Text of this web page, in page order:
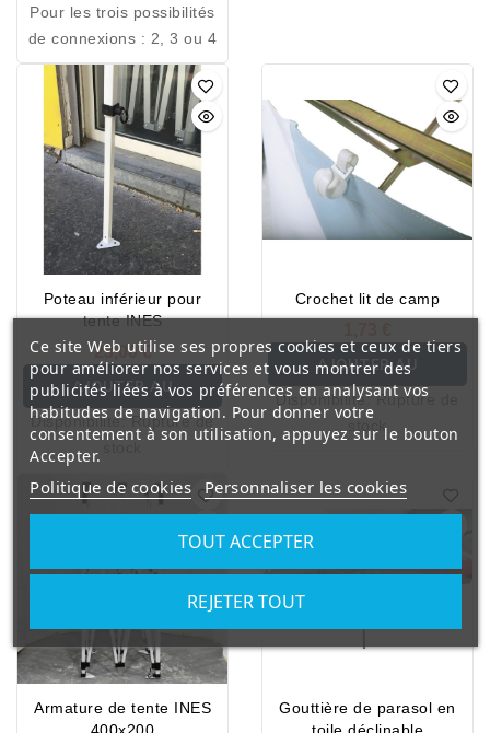
: Inés, Flash et Abri.
Pour les trois possibilités
de connexions : 2, 3 ou 4
Poteau inférieur pour
tente INES
23,00 €
AJOUTER AU
PANIER
Disponibilité:Rupture de
Crochet lit de camp
AJOUTER AU
PANIER
Disponibilité:Rupture de
stock
Armature de tente INES
Gouttière de parasol en
Ce site Web utilise ses propres cookies et ceux de tiers
pour améliorer nos services et vous montrer des
publicités liées à vos préférences en analysant vos
habitudes de navigation. Pour donner votre
consentement à son utilisation, appuyez sur le bouton
Accepter.
Politique de cookies Personnaliser les cookies
REJETER TOUT
TOUT ACCEPTER